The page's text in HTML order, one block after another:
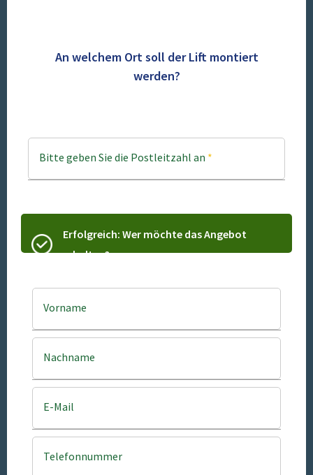
An welchem Ort soll der Lift montiert
werden?
Bitte geben Sie die Postleitzahl an *
Erfolgreich: Wer möchte das Angebot
erhalten?
Vorname
Nachname
E-Mail
Telefonnummer